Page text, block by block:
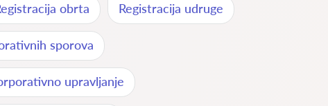
obrta Registracija udruge
sporova
upravljanje